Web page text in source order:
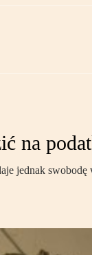
na
jednak